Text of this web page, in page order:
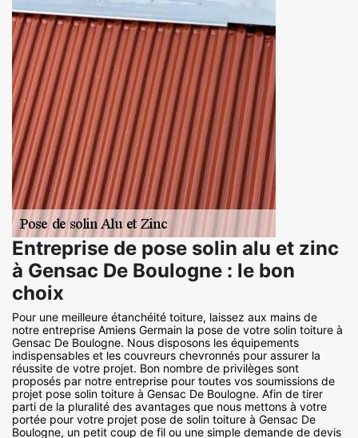
Entreprise de pose solin alu et zinc
à Gensac De Boulogne : le bon
choix
Pour une meilleure étanchéité toiture, laissez aux mains de
notre entreprise Amiens Germain la pose de votre solin toiture à
Gensac De Boulogne. Nous disposons les équipements
indispensables et les couvreurs chevronnés pour assurer la
réussite de votre projet. Bon nombre de privilèges sont
proposés par notre entreprise pour toutes vos soumissions de
projet pose solin toiture à Gensac De Boulogne. Afin de tirer
parti de la pluralité des avantages que nous mettons à votre
portée pour votre projet pose de solin toiture à Gensac De
Boulogne, un petit coup de fil ou une simple demande de devis